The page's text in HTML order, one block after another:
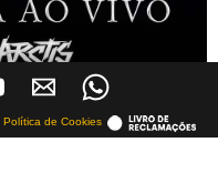
Política de Cookies